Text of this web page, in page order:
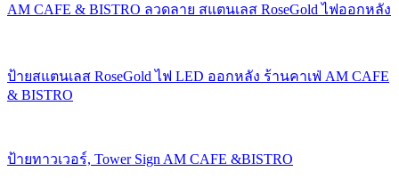
AM CAFE & BISTRO ลวดลาย สแตนเลส RoseGold ไฟออกหลัง
ป้ายสแตนเลส RoseGold ไฟ LED ออกหลัง ร้านคาเฟ่ AM CAFE
& BISTRO
ป้ายทาวเวอร์, Tower Sign AM CAFE &BISTRO